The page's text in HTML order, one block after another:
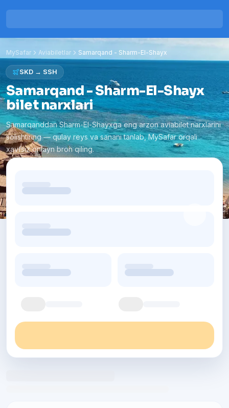
MySafar Aviabiletlar Samarqand - Sharm-El-Shayx
SKD → SSH
Samarqand - Sharm-El-Shayx
bilet narxlari
Samarqanddan Sharm-El-Shayxga eng arzon aviabilet narxlarini
solishtiring — qulay reys va sanani tanlab, MySafar orqali
xavfsiz onlayn bron qiling.